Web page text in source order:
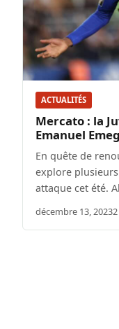
ACTUALITÉS
Mercato : la
Emanuel
En quête de
explore
attaque cet été.
décembre 13, 2023